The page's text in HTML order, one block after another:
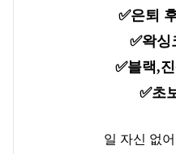
✅️은퇴
✅️왁
✅️블랙,
✅️초
일 자신 없